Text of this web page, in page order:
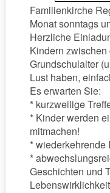
Familienkirche
Monat sonntags
Herzliche
Kindern
Grundschulalter
Lust haben,
Es erwarten Sie:
* kurzweilige
* Kinder werden
mitmachen!
* wiederkehrende
*
Geschichten und